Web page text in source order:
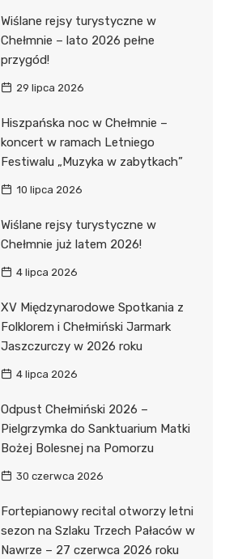
Wiślane rejsy turystyczne w
Chełmnie – lato 2026 pełne
przygód!
29 lipca 2026
Hiszpańska noc w Chełmnie –
koncert w ramach Letniego
Festiwalu „Muzyka w zabytkach”
10 lipca 2026
Wiślane rejsy turystyczne w
Chełmnie już latem 2026!
4 lipca 2026
XV Międzynarodowe Spotkania z
Folklorem i Chełmiński Jarmark
Jaszczurczy w 2026 roku
4 lipca 2026
Odpust Chełmiński 2026 –
Pielgrzymka do Sanktuarium Matki
Bożej Bolesnej na Pomorzu
30 czerwca 2026
Fortepianowy recital otworzy letni
sezon na Szlaku Trzech Pałaców w
Nawrze – 27 czerwca 2026 roku